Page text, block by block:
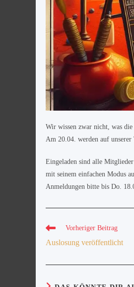
Wir wissen zwar nicht, was
Am 20.04. werden auf
Eingeladen sind alle
mit seinem einfachen Modus
Anmeldungen bitte bis Do.
Vorheriger Beitrag
Auslosung veröffentlicht